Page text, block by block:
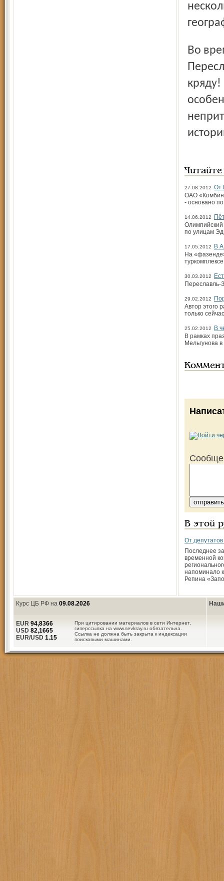
Во время презентации книги в детской библиотеке
кряду!
27.08.2012 От
ОАО
- основано
14.06.2012
Олимпийский
по улицам
17.05.2012
В
На
30.03.2012
Переславль-
29.02.2012
Автор этого
только
25.02.2012
В
В рамках
Мельгунова
В этой
От
Последнее
временной
напоминало
Репина
Курс ЦБ РФ на 09.08.2026
При цитировании материалов в сети Интернет,
гиперссылка на www.sevkray.ru обязательна.
Ссылка не должна быть закрыта к индексации
поисковыми машинами.
EUR 94,8366
USD 82,1665
EUR/USD 1.15